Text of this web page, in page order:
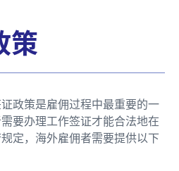
策
政策是雇佣过程中最重要的一
要办理工作签证才能合法地在
定，海外雇佣者需要提供以下